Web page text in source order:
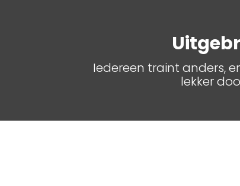
Iedereen traint anders,
lekker